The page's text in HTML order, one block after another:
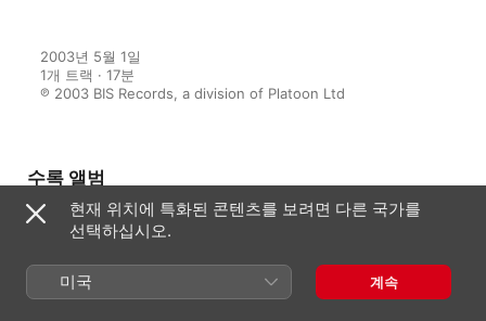
2003년 5월 1일
1개 트랙 · 17분
℗ 2003 BIS Records, a division of Platoon Ltd
수록 앨범
Hosokawa / Penderecki /
카와사키 마사오,이마이 노부코,
현재 위치에 특화된 콘텐츠를 보려면 다른 국가를
선택하십시오.
미국 계속